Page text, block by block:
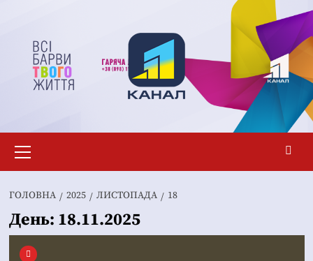
вмісту
меню
ГОЛОВНА 2025 ЛИСТОПАДА 18
День: 18.11.2025